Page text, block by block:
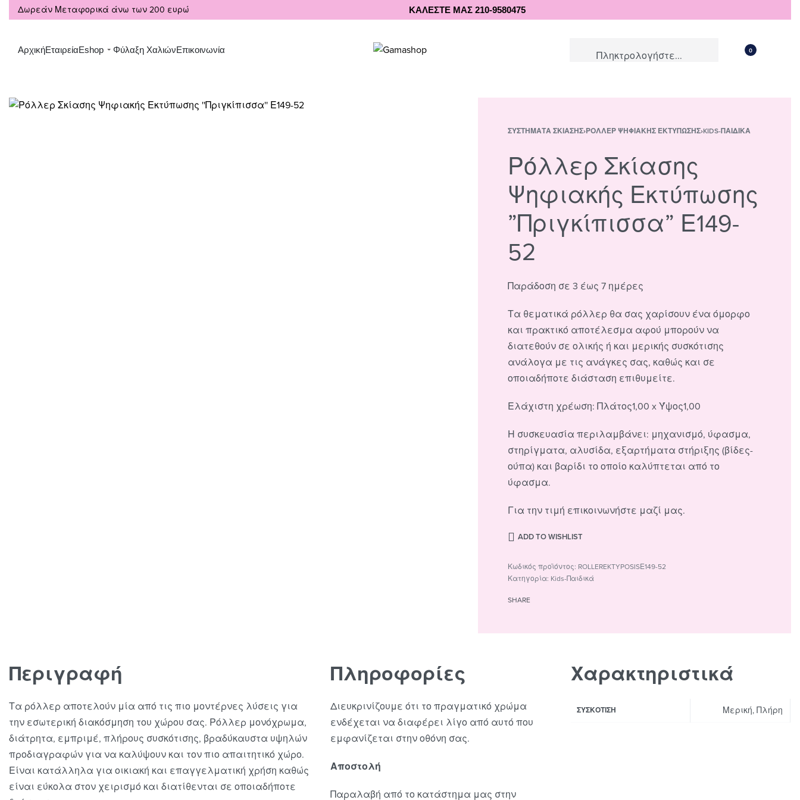
Δωρεάν Μεταφορικά άνω των 200 ευρώ ΚΑΛΕΣΤΕ ΜΑΣ 210-9580475
ΑρχικήΕταιρείαEshop Φύλαξη ΧαλιώνΕπικοινωνία 0
ΣΥΣΤΉΜΑΤΑ ΣΚΊΑΣΗΣ›ΡΌΛΛΕΡ ΨΗΦΙΑΚΉΣ ΕΚΤΎΠΩΣΗΣ›KIDS-ΠΑΙΔΙΚΆ
Ρόλλερ Σκίασης
Ψηφιακής Εκτύπωσης
”Πριγκίπισσα” Ε149-
52
Παράδοση σε 3 έως 7 ημέρες
Τα θεματικά ρόλλερ θα σας χαρίσουν ένα όμορφο
και πρακτικό αποτέλεσμα αφού μπορούν να
διατεθούν σε ολικής ή και μερικής συσκότισης
ανάλογα με τις ανάγκες σας, καθώς και σε
οποιαδήποτε διάσταση επιθυμείτε.
Ελάχιστη χρέωση: Πλάτος1,00 x Ύψος1,00
Η συσκευασία περιλαμβάνει: μηχανισμό, ύφασμα,
στηρίγματα, αλυσίδα, εξαρτήματα στήριξης (βίδες-
ούπα) και βαρίδι το οποίο καλύπτεται από το
ύφασμα.
Για την τιμή επικοινωνήστε μαζί μας.
ADD TO WISHLIST
ROLLEREKTYPOSISΕ149-52
Κατηγορία: Kids-Παιδικά
SHARE
Περιγραφή
Τα ρόλλερ αποτελούν μία από τις πιο μοντέρνες λύσεις για
την εσωτερική διακόσμηση του χώρου σας. Ρόλλερ μονόχρωμα,
διάτρητα, εμπριμέ, πλήρους συσκότισης, βραδύκαυστα υψηλών
προδιαγραφών για να καλύψουν και τον πιο απαιτητικό χώρο.
Είναι κατάλληλα για οικιακή και επαγγελματική χρήση καθώς
είναι εύκολα στον χειρισμό και διατίθενται σε οποιαδήποτε
Πληροφορίες
Διευκρινίζουμε ότι το πραγματικό χρώμα
ενδέχεται να διαφέρει λίγο από αυτό που
εμφανίζεται στην οθόνη σας.
Αποστολή
Παραλαβή από το κατάστημα μας στην
Χαρακτηριστικά
ΣΥΣΚΌΤΙΣΗ Μερική, Πλήρη